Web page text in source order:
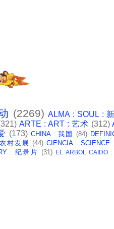
(2269) ALMA : SOUL :
ARTE : ART : 艺术 (312)
(173) CHINA : 我国 (84)
村发展 (44) CIENCIA : SCIENCE
: 纪录片 (31) EL ARBOL CAIDO